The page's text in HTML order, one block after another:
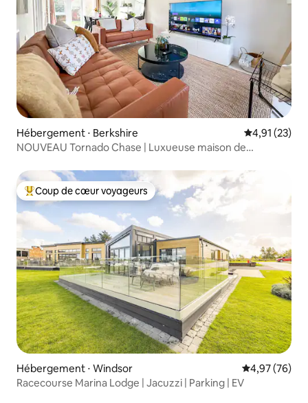
Hébergement ⋅ Berkshire Évaluation
4,91 (23)
NOUVEAU Tornado Chase | Luxueuse maison de
Coups de cœur voyageurs les plus appréciés
Coup de cœur voyageurs
Hébergement ⋅ Windsor Évaluation
4,97 (76)
Racecourse Marina Lodge | Jacuzzi | Parking | EV